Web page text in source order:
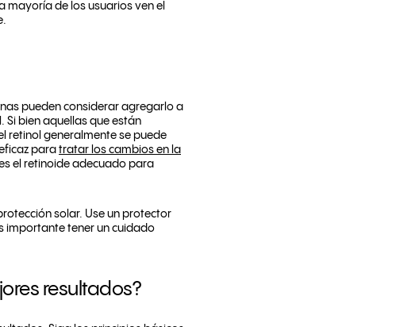
mayoría de los usuarios ven el
pueden considerar agregarlo a
Si bien aquellas que están
retinol generalmente se puede
para tratar los cambios en la
el retinoide adecuado para
solar. Use un protector
importante tener un cuidado
resultados?